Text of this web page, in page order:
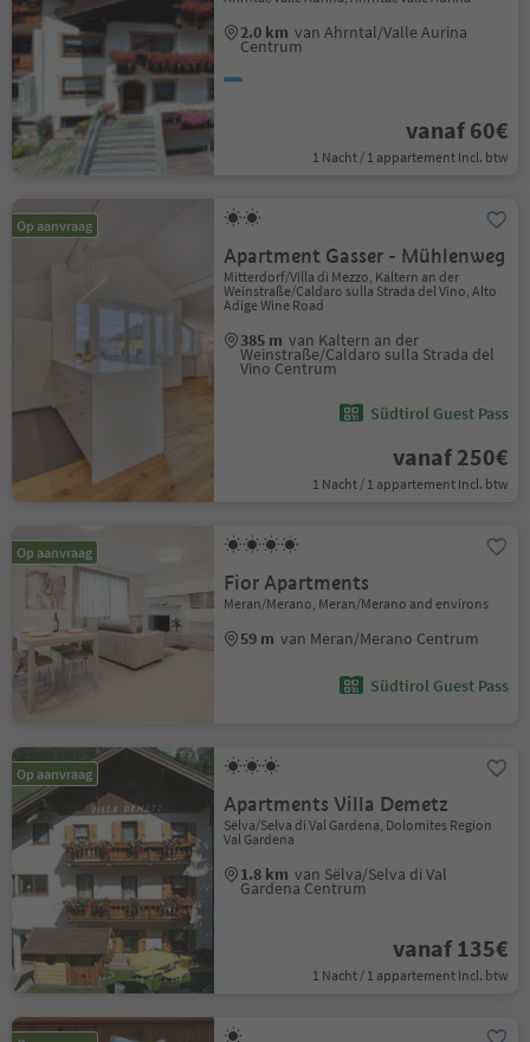
2.0 km van Ahrntal/Valle Aurina
Centrum
vanaf 60€
1 Nacht / 1 appartement Incl. btw
Op aanvraag
Apartment Gasser - Mühlenweg
Mitterdorf/Villa di Mezzo, Kaltern an der
Weinstraße/Caldaro sulla Strada del Vino, Alto
Adige Wine Road
385 m van Kaltern an der
Weinstraße/Caldaro sulla Strada del
Vino Centrum
Südtirol Guest Pass
vanaf 250€
1 Nacht / 1 appartement Incl. btw
Op aanvraag
Fior Apartments
Meran/Merano, Meran/Merano and environs
59 m van Meran/Merano Centrum
Südtirol Guest Pass
Op aanvraag
Apartments Villa Demetz
Sëlva/Selva di Val Gardena, Dolomites Region
Val Gardena
1.8 km van Sëlva/Selva di Val
Gardena Centrum
vanaf 135€
1 Nacht / 1 appartement Incl. btw